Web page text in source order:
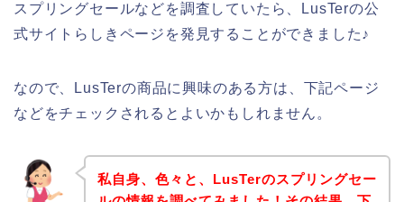
スプリングセールなどを調査していたら、LusTerの公
式サイトらしきページを発見することができました♪
なので、LusTerの商品に興味のある方は、下記ページ
などをチェックされるとよいかもしれません。
私自身、色々と、LusTerのスプリングセー